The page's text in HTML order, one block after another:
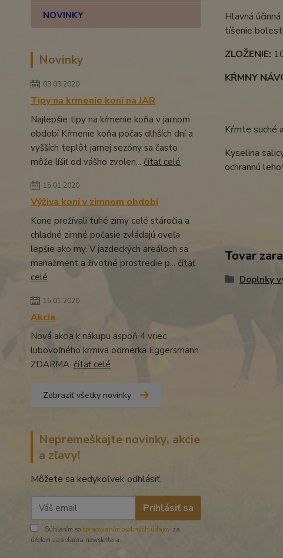
NOVINKY
Novinky
03.03.2020
Tipy na krmenie koní na JAR
Najlepšie tipy na kŕmenie koňa v jarnom
období Kŕmenie koňa počas dlhších dní a
vyšších teplôt jarnej sezóny sa často
môže líšiť od vášho zvolen... čítať celé
15.01.2020
Výživa koní v zimnom období
Kone prežívali tuhé zimy celé stáročia a
chladné zimné počasie zvládajú oveľa
lepšie ako my. V jazdeckých areáloch sa
manažment a životné prostredie p... čítať
celé
15.01.2020
Akcia
Nová akcia k nákupu aspoň 4 vriec
lubovoľného krmiva odmerka Eggersmann
ZDARMA. čítať celé
Zobraziť všetky novinky
Nepremeškajte novinky, akcie
a zľavy!
Môžete sa kedykoľvek odhlásiť.
Prihlásiť sa
Súhlasím so spracovaním osobných údajov za
účelom zasielania newslettera.
Hlavná
tíšenie
ZLOŽENIE:
KŔMNY
Malý
Kŕmte suché
Kyselina
ochrannú
Tovar
Doplnky